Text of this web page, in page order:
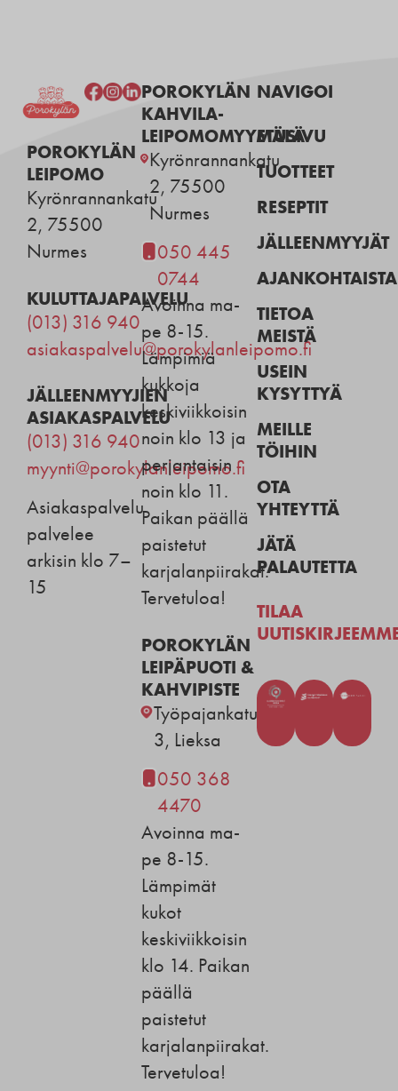
POROKYLÄN
LEIPOMO
Kyrönrannankatu
2, 75500
Nurmes
KULUTTAJAPALVELU
(013) 316 940
asiakaspalvelu@porokylanleipomo.fi
JÄLLEENMYYJIEN
ASIAKASPALVELU
(013) 316 940
myynti@porokylanleipomo.fi
Asiakaspalvelu
palvelee
arkisin klo 7–
15
POROKYLÄN
KAHVILA-
LEIPOMOMYYMÄLÄ
Kyrönrannankatu
2, 75500
Nurmes
050 445
0744
Avoinna ma-
pe 8-15.
Lämpimiä
kukkoja
keskiviikkoisin
noin klo 13 ja
perjantaisin
noin klo 11.
Paikan päällä
paistetut
karjalanpiirakat.
Tervetuloa!
POROKYLÄN
LEIPÄPUOTI &
KAHVIPISTE
Työpajankatu
3, Lieksa
050 368
4470
Avoinna ma-
pe 8-15.
Lämpimät
kukot
keskiviikkoisin
klo 14. Paikan
päällä
paistetut
karjalanpiirakat.
Tervetuloa!
NAVIGOI
ETUSIVU
TUOTTEET
RESEPTIT
JÄLLEENMYYJÄT
AJANKOHTAISTA
TIETOA
MEISTÄ
USEIN
KYSYTTYÄ
MEILLE
TÖIHIN
OTA
YHTEYTTÄ
JÄTÄ
PALAUTETTA
TILAA